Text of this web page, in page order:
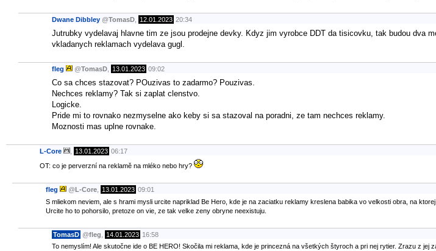
Dwane Dibbley @TomasD 12.01.2023 20:34
Jutrubky vydelavaj hlavne tim ze jsou prodejne devky. Kdyz jim vyrobce DDT da tisicovku, tak budou dva
vkladanych reklamach vydelava gugl.
fleg @TomasD 13.01.2023 09:02
Co sa chces stazovat? POuzivas to zadarmo? Pouzivas.
Nechces reklamy? Tak si zaplat clenstvo.
Logicke.
Pride mi to rovnako nezmyselne ako keby si sa stazoval na poradni, ze tam nechces reklamy.
Moznosti mas uplne rovnake.
L-Core 13.01.2023 06:17
OT: co je perverzní na reklamě na mléko nebo hry?
fleg @L-Core 13.01.2023 09:01
S mliekom neviem, ale s hrami mysli urcite napriklad Be Hero, kde je na zaciatku reklamy kreslena babika vo velkosti obra, na
Urcite ho to pohorsilo, pretoze on vie, ze tak velke zeny obryne neexistuju.
TomasD @fleg 14.01.2023 16:58
To nemyslím! Ale skutočne ide o BE HERO! Skočila mi reklama, kde je princezná na všetkých štyroch a pri nej rytier. Zrazu z